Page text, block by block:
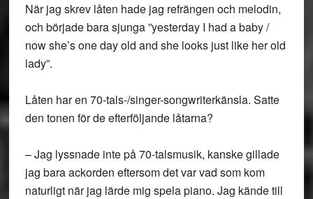
När jag skrev låten hade jag refrängen och melodin,
och började bara sjunga ”yesterday I had a baby /
now she’s one day old and she looks just like her old
lady”.
Låten har en 70-tals-/singer-songwriterkänsla. Satte
den tonen för de efterföljande låtarna?
– Jag lyssnade inte på 70-talsmusik, kanske gillade
jag bara ackorden eftersom det var vad som kom
naturligt när jag lärde mig spela piano. Jag kände till